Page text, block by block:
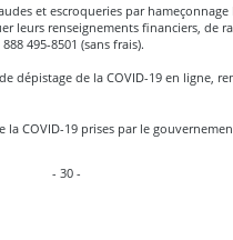
et escroqueries par hameçonnage
leurs renseignements financiers, de
495-8501 (sans frais).
dépistage de la COVID-19 en ligne,
la COVID-19 prises par le
- 30 -